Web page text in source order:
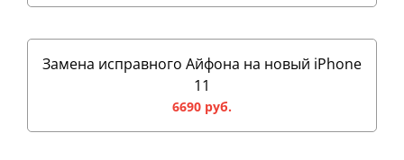
Замена исправного Айфона на новый iPhone
11
6690 руб.